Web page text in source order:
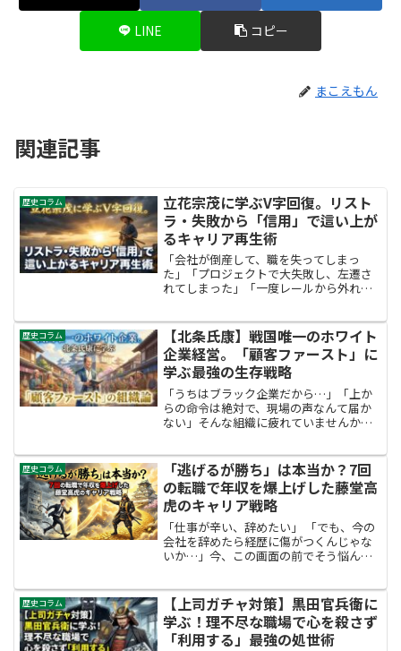
LINE コピー
まこえもん
関連記事
歴史コラム
立花宗茂に学ぶV字回復。リスト
ラ・失敗から「信用」で這い上が
るキャリア再生術
「会社が倒産して、職を失ってしまっ
た」「プロジェクトで大失敗し、左遷さ
れてしまった」「一度レールから外れた
や転落への恐怖を持っています。一度
「負け組」になったら、もう二度...
歴史コラム
【北条氏康】戦国唯一のホワイト
企業経営。「顧客ファースト」に
学ぶ最強の生存戦略
「うちはブラック企業だから…」「上か
らの命令は絶対で、現場の声なんて届か
ない」そんな組織に疲れていませんか？
「超・ホワイト経営」を行った武将がい
ます。相模の獅子、【北条氏...
歴史コラム
「逃げるが勝ち」は本当か？7回
の転職で年収を爆上げした藤堂高
虎のキャリア戦略
「仕事が辛い、辞めたい」 「でも、今の
会社を辞めたら経歴に傷がつくんじゃな
いか…」今、この画面の前でそう悩んで
は昔から「石の上にも三年」と言われ、
一つの会社に尽くし...
歴史コラム
【上司ガチャ対策】黒田官兵衛に
学ぶ！理不尽な職場で心を殺さず
「利用する」最強の処世術